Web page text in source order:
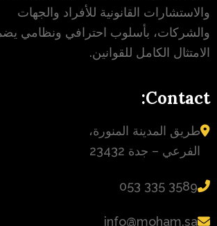
والاستشارات القانونية للأفراد والجهات
والشركات، بأسلوب احترافي ونظامي
الامتثال الكامل للقوانين.
Contact:
طريق المدينة المنورة،
الفرعي – جدة 23432
‪053 335 3589‬
info@moham.sa